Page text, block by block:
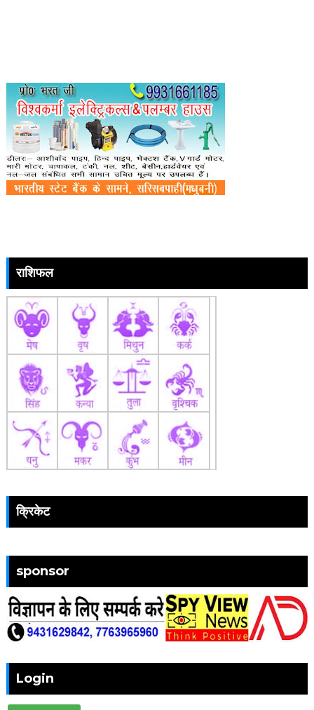
राशिफल
क्रिकेट
sponsor
Login